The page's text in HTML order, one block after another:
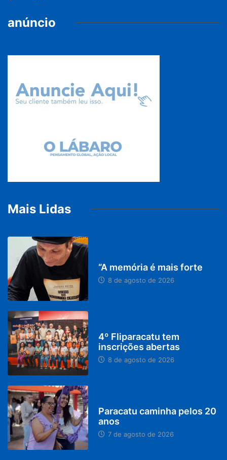
anúncio
Mais Lidas
“A memória é mais forte
8 de agosto de 2026
4º Fliparacatu tem
inscrições abertas
8 de agosto de 2026
Paracatu caminha pelos 20
anos
7 de agosto de 2026